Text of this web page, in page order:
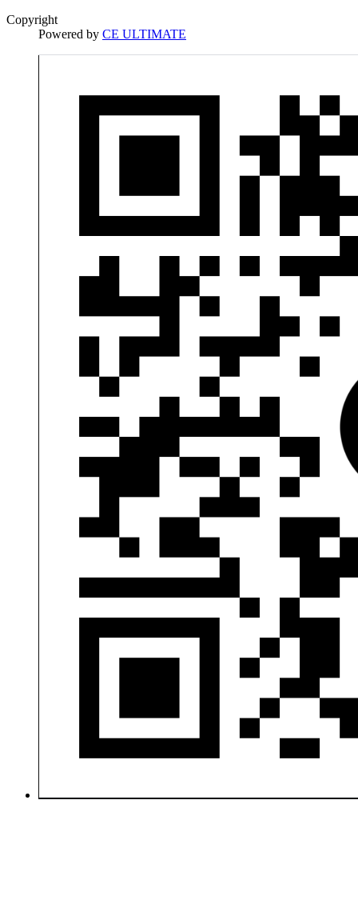
Copyright
Powered by CE ULTIMATE